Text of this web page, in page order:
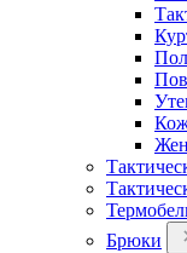
Брюки